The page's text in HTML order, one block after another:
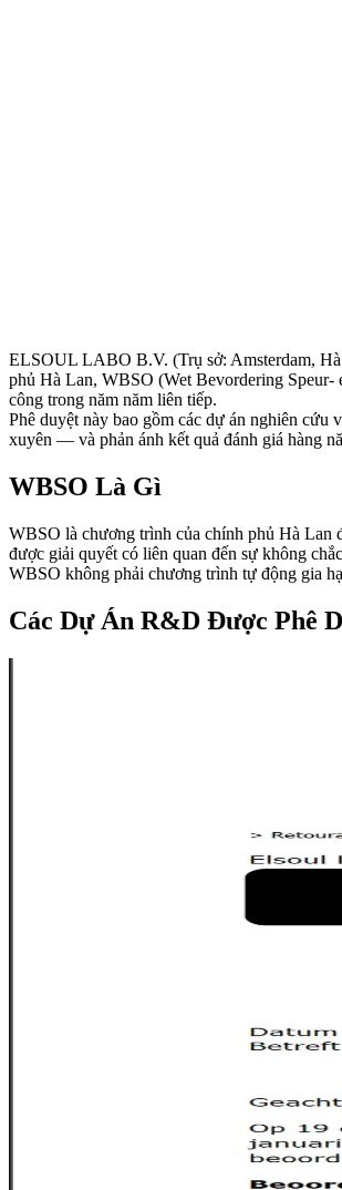
ELSOUL LABO B.V. (Trụ sở: Amsterdam,
phủ Hà Lan, WBSO (Wet Bevordering
công trong năm năm liên tiếp.
Phê duyệt này bao gồm các dự án nghiên
xuyên — và phản ánh kết quả đánh giá hàng
WBSO Là Gì
WBSO là chương trình của chính phủ Hà Lan
được giải quyết có liên quan đến sự không
WBSO không phải chương trình tự động gia
Các Dự Án R&D Được Phê